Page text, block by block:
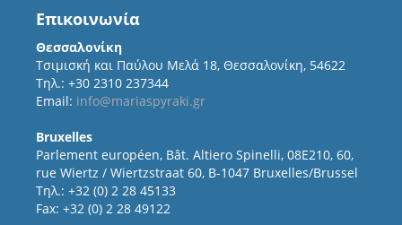
Επικοινωνία
Θεσσαλονίκη
Τσιμισκή και Παύλου Μελά 18, Θεσσαλονίκη, 54622
Τηλ.: +30 2310 237344
Email: info@mariaspyraki.gr
Bruxelles
Parlement européen, Bât. Altiero Spinelli, 08E210, 60,
rue Wiertz / Wiertzstraat 60, B-1047 Bruxelles/Brussel
Τηλ.: +32 (0) 2 28 45133
Fax: +32 (0) 2 28 49122